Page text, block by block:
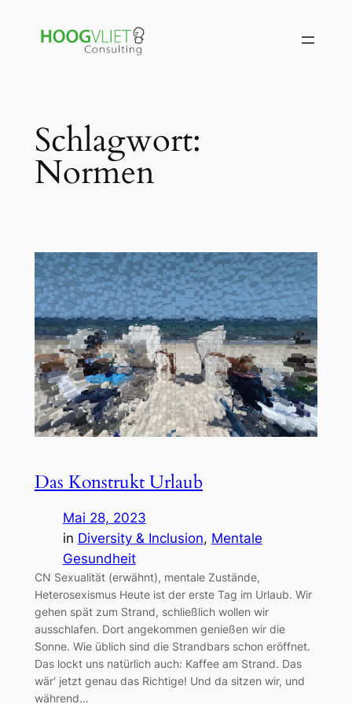
Schlagwort:
Normen
Das Konstrukt Urlaub
Mai 28, 2023
in Diversity & Inclusion, Mentale
Gesundheit
CN Sexualität (erwähnt), mentale Zustände,
Heterosexismus Heute ist der erste Tag im Urlaub. Wir
gehen spät zum Strand, schließlich wollen wir
ausschlafen. Dort angekommen genießen wir die
Sonne. Wie üblich sind die Strandbars schon eröffnet.
Das lockt uns natürlich auch: Kaffee am Strand. Das
wär‘ jetzt genau das Richtige! Und da sitzen wir, und
während…